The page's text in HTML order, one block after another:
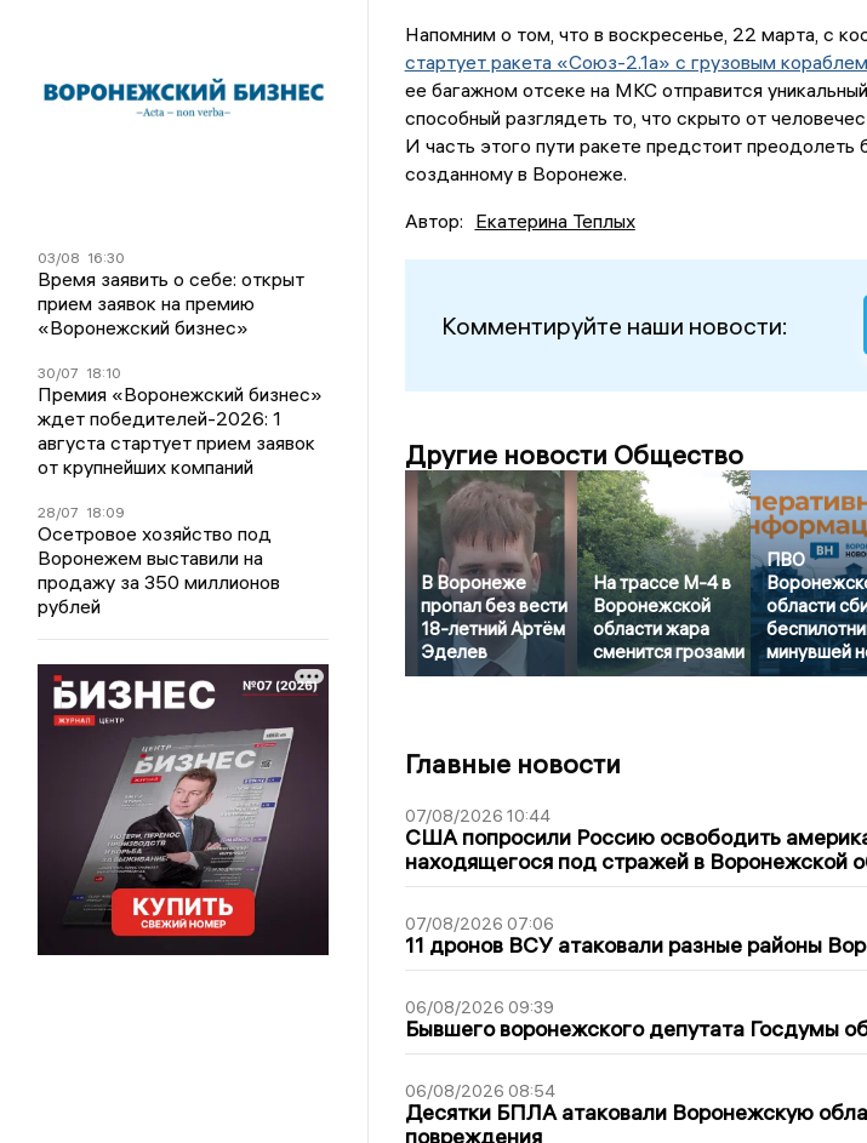
03/08 16:30
Время заявить о себе: открыт
прием заявок на премию
«Воронежский бизнес»
30/07 18:10
Премия «Воронежский бизнес»
ждет победителей-2026: 1
августа стартует прием заявок
от крупнейших компаний
28/07 18:09
Осетровое хозяйство под
Воронежем выставили на
продажу за 350 миллионов
рублей
Напомним о том, что в воскресенье, 22 марта, с
стартует ракета «Союз-2.1а» с грузовым
ее багажном отсеке на МКС отправится
способный разглядеть то, что скрыто от
И часть этого пути ракете предстоит преодолеть
созданному в Воронеже.
Автор: Екатерина Теплых
Комментируйте наши новости:
Другие новости Общество
В Воронеже
пропал без вести
18-летний Артём
Эделев
На трассе М-4 в
Воронежской
области жара
сменится грозами
ПВО
области
минувшей
Главные новости
07/08/2026 10:44
США попросили Россию освободить
находящегося под стражей в Воронежской
07/08/2026 07:06
11 дронов ВСУ атаковали разные районы
06/08/2026 09:39
Бывшего воронежского депутата Госдумы
06/08/2026 08:54
Десятки БПЛА атаковали Воронежскую
повреждения